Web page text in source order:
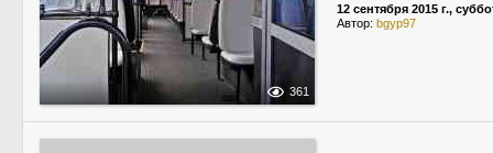
361
12 сентября 2015 г.,
Автор: bgyp97